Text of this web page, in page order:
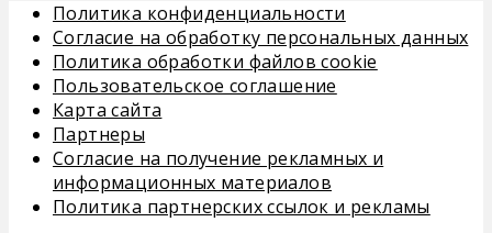
Политика конфиденциальности
Согласие на обработку персональных данных
Политика обработки файлов cookie
Пользовательское соглашение
Карта сайта
Партнеры
Согласие на получение рекламных и
информационных материалов
Политика партнерских ссылок и рекламы